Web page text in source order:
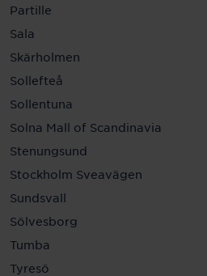
Partille
Sala
Skärholmen
Sollefteå
Sollentuna
Solna Mall of Scandinavia
Stenungsund
Stockholm Sveavägen
Sundsvall
Sölvesborg
Tumba
Tyresö